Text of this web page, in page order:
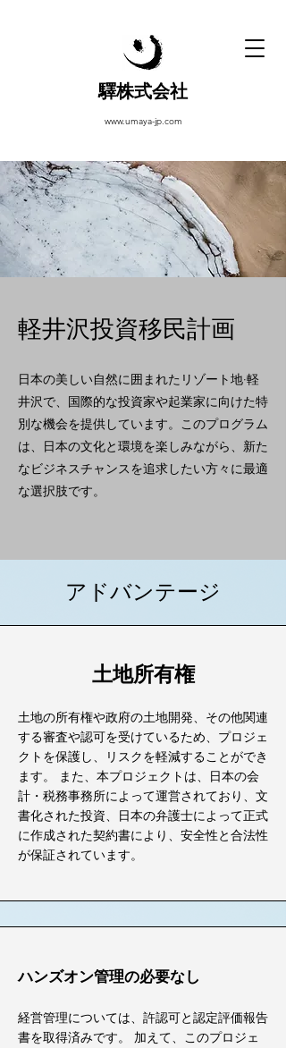
驛株式会社
www.umaya-jp.com
軽井沢投資移民計画
日本の美しい自然に囲まれたリゾート地·軽
井沢で、国際的な投資家や起業家に向けた特
別な機会を提供しています。このプログラム
は、日本の文化と環境を楽しみながら、新た
なビジネスチャンスを追求したい方々に最適
な選択肢です。
アドバンテージ
土地所有権
土地の所有権や政府の土地開発、その他関連
する審査や認可を受けているため、プロジェ
クトを保護し、リスクを軽減することができ
ます。 また、本プロジェクトは、日本の会
計・税務事務所によって運営されており、文
書化された投資、日本の弁護士によって正式
に作成された契約書により、安全性と合法性
が保証されています。
ハンズオン管理の必要なし
経営管理については、許認可と認定評価報告
書を取得済みです。 加えて、このプロジェ